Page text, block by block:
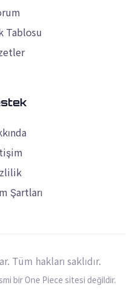
Tablosu
Şartları
Tüm hakları saklıdır.
bir One Piece sitesi değildir.